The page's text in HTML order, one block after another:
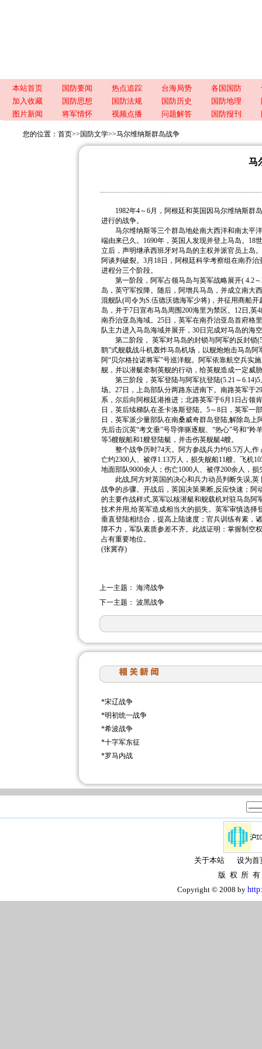
本站首页 国防要闻 热点追踪 台海局势 各国国防
加入收藏
国防思想 国防法规 国防历史 国防地理
图片新闻
将军情怀 视频点播 问题解答 国防报刊
您的位置： 首页>> 国防文学>>马尔维纳斯群岛战争
马
1982年4～6月，阿根廷和英国因马尔维纳斯群
进行的战争。
马尔维纳斯等三个群岛地处南大西洋和南太平洋
端由来已久。1690年，英国人发现并登上马岛。18
立后，声明继承西班牙对马岛的主权并派官员上岛
阿谈判破裂。3月18日，阿根廷科学考察组在南乔
进程分三个阶段。
第一阶段，阿军占领马岛与英军战略展开( 4.2～
岛，英守军投降。随后，阿增兵马岛，并成立南大
混舰队(司令为S.伍德沃德海军少将)，并征用商船
岛，并于7日宣布马岛周围200海里为禁区。12日,
南乔治亚岛海域。25日，英军在南乔治亚岛首府格
队主力进入马岛海域并展开，30日完成对马岛的海
第二阶段， 英军对马岛的封锁与阿军的反封锁
鹞”式舰载战斗机轰炸马岛机场，以舰炮炮击马岛
阿“贝尔格拉诺将军”号巡洋舰。阿军依靠航空兵实
舰，并以潜艇牵制英舰的行动，给英舰造成一定威
第三阶段，英军登陆与阿军抗登陆(5.21～6.14)5
场。27日，上岛部队分两路东进南下。南路英军于
系，尔后向阿根廷港推进；北路英军于6月1日占领
日，英后续梯队在圣卡洛斯登陆。5～8日，英军一
日，英军派少量部队在南桑威奇群岛登陆,解除岛
先后击沉英“考文垂”号导弹驱逐舰、“热心”号和“羚
等5艘舰船和1艘登陆艇，并击伤英舰艇4艘。
整个战争历时74天。阿方参战兵力约6.5万人,作
亡约2300人、被俘1.13万人，损失舰船11艘、飞机
地面部队9000余人；伤亡1000人、被俘200余人，
此战,阿方对英国的决心和兵力动员判断失误,英
战争的步骤。开战后，英国决策果断,反应快速；
的主要作战样式,英军以核潜艇和舰载机对驻马岛
技术并用,给英军造成相当大的损失。英军审慎选
垂直登陆相结合，提高上陆速度；官兵训练有素，
障不力，军队素质参差不齐。此战证明：掌握制空
占有重要地位。
(张冀存)
上一主题： 海湾战争
下一主题： 波黑战争
*宋辽战争
*明初统一战争
*希波战争
*十字军东征
*罗马内战